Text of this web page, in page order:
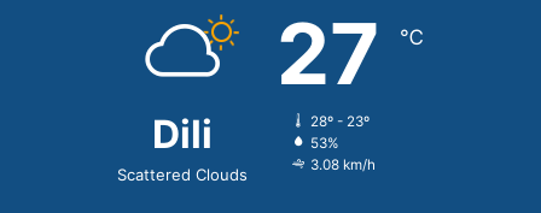
Dili
Scattered Clouds
27 ℃
28º - 23º
53%
3.08 km/h